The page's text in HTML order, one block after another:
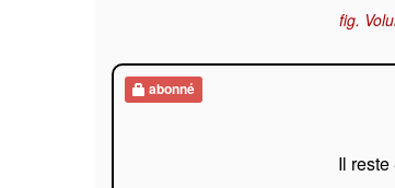
fig.
abonné
Il reste